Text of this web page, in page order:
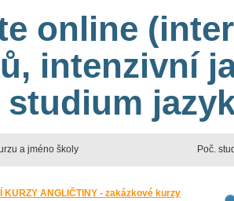
online
intenzivní
studium
a jméno školy Poč.
KURZY ANGLIČTINY - zakázkové kurzy